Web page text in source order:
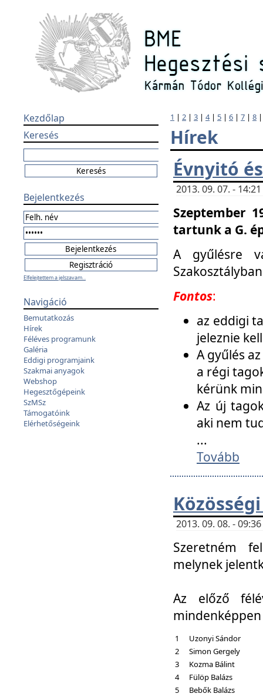
Kezdőlap
Keresés
Bejelentkezés
Elfelejtettem a jelszavam...
Navigáció
Bemutatkozás
Hírek
Féléves programunk
Galéria
Eddigi programjaink
Szakmai anyagok
Webshop
Hegesztőgépeink
SzMSz
Támogatóink
Elérhetőségeink
1 | 2 | 3 | 4| 5 | 6 | 7 | 8
Hírek
Évnyitó
2013. 09. 07. -
Szeptember
tartunk a G.
A gyűlésre
Fontos:
az eddigi
jeleznie
A gyűlés
a régi
kérünk
Az új
aki nem
...
Tovább
2013. 09. 08. -
Szeretném
melynek
Az előző
1
Uzonyi Sándor
2
Simon Gergely
3
Kozma Bálint
4
Fülöp Balázs
5
Bebők Balázs